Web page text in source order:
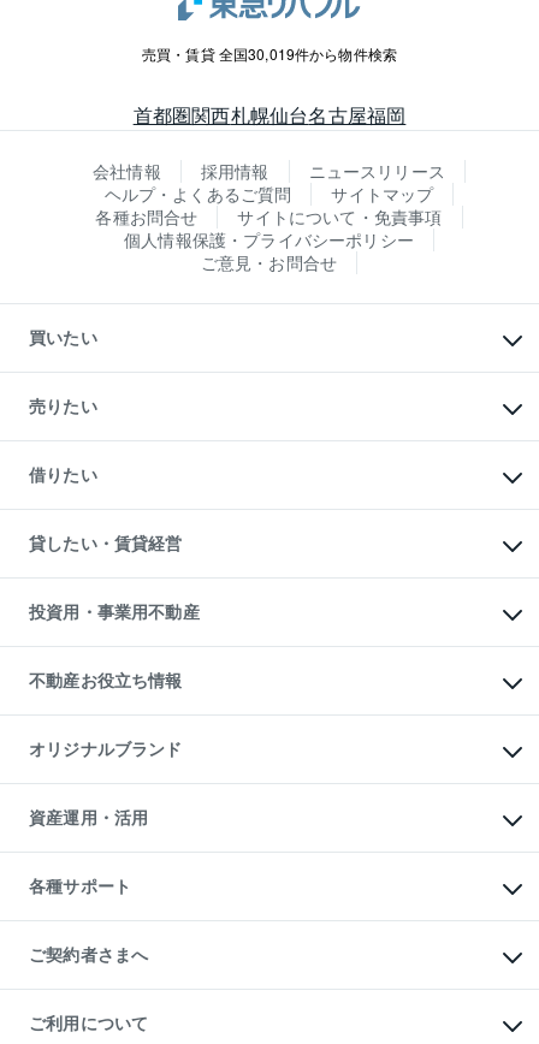
売買・賃貸 全国30,019件から物件検索
首都圏関西札幌仙台名古屋福岡
会社情報 採用情報
ニュースリリース
ヘルプ・よくあるご質問
サイトマップ
各種お問合せ
サイトについて・免責事項
個人情報保護・プライバシーポリシー
ご意見・お問合せ
買いたい
新築・分譲マンションの購入
中古マンションの購入
一戸建ての購入
中古一戸建ての購入
不動産購入の流れ
注目キーワード物件特集
購入ガイド
English 繁体中文簡体中文
売りたい
一戸建ての売却・査定
土地の売却・査定
スピードAI査定
不動産査定について
不動産売却の流れ
不動産買換えの流れ
売却ガイド
借りたい
オフィス・店舗の賃貸
借りるときの流れ
借りるガイド
貸したい・賃貸経営
マンション賃料データ
賃貸管理プラン
リロケーションについて
貸すガイド
投資用・事業用不動産
事業用不動産
マンション投資
投資用マンション
アパート経営
収益物件
ビル購入（ビル一棟）
投資用不動産の売却査定
事業用不動産の売却査定
不動産お役立ち情報
マンションライブラリー
人気マンションランキング
暮らしに役立つ不動産メディア
不動産相場・不動産価格情報
不動産コラム・ニュース
不動産用語集
不動産なんでもネット相談室
住まいの税金
オリジナルブランド
一棟リノベーションマンション
L`GENTE（ルジェンテ）
区分リノベーションマンション
投資用一棟レジデンスWELL
不動産小口投資
LEGACIA（レガシア）
資産運用・活用
不動産M&A
アセットマネジメント・出資
各種サポート
相続サポート
リフォームサポート
ご契約者さまへ
ご紹介・再契約特典
入居者様専用-各種ご案内（賃貸）
ご利用について